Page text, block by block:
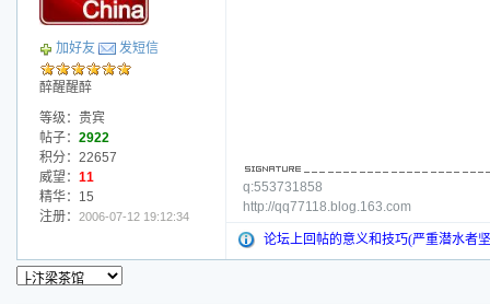
加好友 发短信
醉醒醒醉
等级：贵宾
帖子： 2922
积分：22657
威望： 11
精华：15
注册： 2006-07-12 19:12:34
q:553731858
http://qq77118.blog.163.com
论坛上回帖的意义和技巧(严重潜水者